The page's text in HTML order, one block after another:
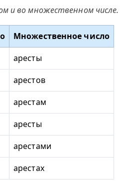
и во множественном числе.
Множественное число
аресты
арестов
арестам
аресты
арестами
арестах